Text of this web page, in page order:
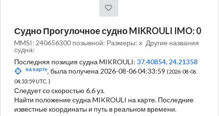
Судно Прогулочное судно MIKROULI IMO: 0
MMSI: 240656300 позывной: Размеры: x Другие названия
судна:
Последняя позиция судна MIKROULI: 37.40854, 24.21358
на карте, была получена 2026-08-06 04:33:59 (2026-08-06
04:33:59 UTC. )
Следует со скоростью 6.6 уз.
Найти положение судна MIKROULI на карте. Последние
известные координаты и путь в реальном времени.